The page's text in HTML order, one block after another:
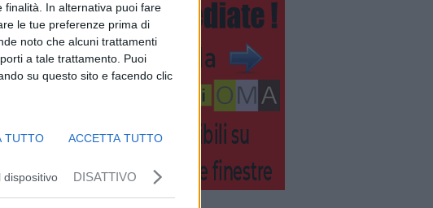
finalità. In alternativa puoi fare
le tue preferenze prima di
noto che alcuni trattamenti
a tale trattamento. Puoi
su questo sito e facendo clic
TUTTO ACCETTA TUTTO
dispositivo DISATTIVO